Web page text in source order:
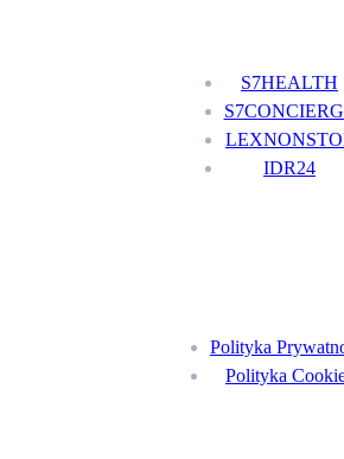
S7HEALTH
IDR24
Polityka
Polityka